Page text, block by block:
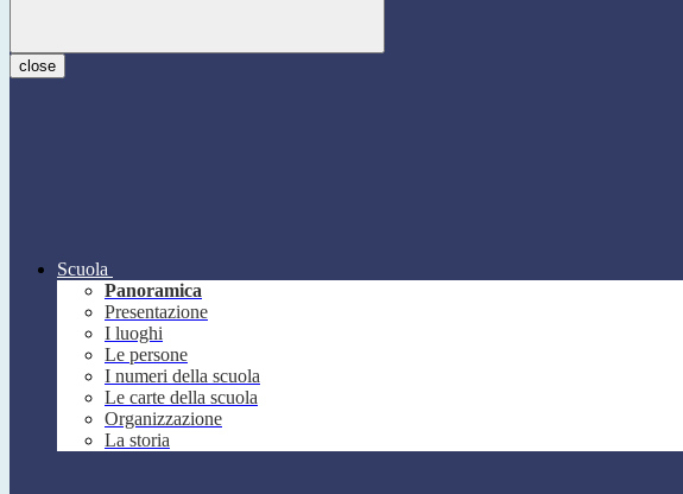
close
Scuola
Panoramica
Presentazione
I luoghi
Le persone
I numeri della scuola
Le carte della scuola
Organizzazione
La storia